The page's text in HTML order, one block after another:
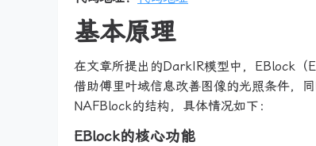
基本原理
在文章所提出的DarkIR模型中，EBlock（
借助傅里叶域信息改善图像的光照条件，
NAFBlock的结构，具体情况如下：
EBlock的核心功能